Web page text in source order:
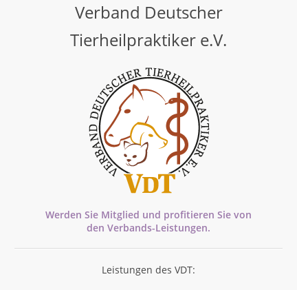
Verband Deutscher
Tierheilpraktiker e.V.
Werden Sie Mitglied und profitieren Sie von
den Verbands-Leistungen.
Leistungen des VDT: